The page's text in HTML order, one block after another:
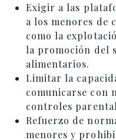
Exigir a las
a los menores de
como la
la promoción del
alimentarios.
Limitar la
comunicarse con
controles
Refuerzo de
menores y